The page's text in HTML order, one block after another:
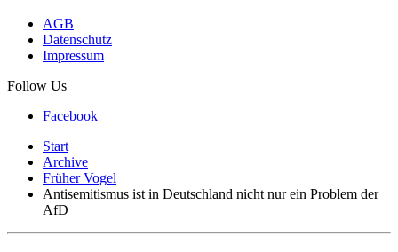
AGB
Datenschutz
Impressum
Follow Us
Facebook
Start
Archive
Früher Vogel
Antisemitismus ist in Deutschland nicht nur ein Problem der
AfD